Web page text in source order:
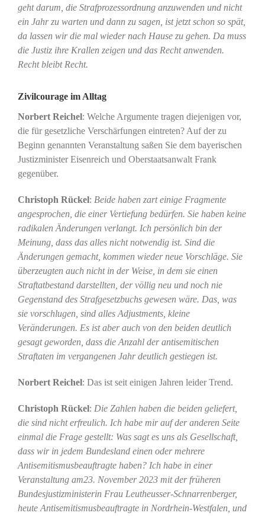
geht darum, die Strafprozessordnung anzuwenden und nicht
ein Jahr zu warten und dann zu sagen, ist jetzt schon so spät,
da lassen wir die mal wieder nach Hause zu gehen. Da muss
die Justiz ihre Krallen zeigen und das Recht anwenden.
Recht bleibt Recht.
Zivilcourage im Alltag
Norbert Reichel: Welche Argumente tragen diejenigen vor,
die für gesetzliche Verschärfungen eintreten? Auf der zu
Beginn genannten Veranstaltung saßen Sie dem bayerischen
Justizminister Eisenreich und Oberstaatsanwalt Frank
gegenüber.
Christoph Rückel: Beide haben zart einige Fragmente
angesprochen, die einer Vertiefung bedürfen. Sie haben keine
radikalen Änderungen verlangt. Ich persönlich bin der
Meinung, dass das alles nicht notwendig ist. Sind die
Änderungen gemacht, kommen wieder neue Vorschläge. Sie
überzeugten auch nicht in der Weise, in dem sie einen
Straftatbestand darstellten, der völlig neu und noch nie
Gegenstand des Strafgesetzbuchs gewesen wäre. Das, was
sie vorschlugen, sind alles Adjustments, kleine
Veränderungen. Es ist aber auch von den beiden deutlich
gesagt geworden, dass die Anzahl der antisemitischen
Straftaten im vergangenen Jahr deutlich gestiegen ist.
Norbert Reichel: Das ist seit einigen Jahren leider Trend.
Christoph Rückel: Die Zahlen haben die beiden geliefert,
die sind nicht erfreulich. Ich habe mir auf der anderen Seite
einmal die Frage gestellt: Was sagt es uns als Gesellschaft,
dass wir in jedem Bundesland einen oder mehrere
Antisemitismusbeauftragte haben? Ich habe in einer
Veranstaltung am23. November 2023 mit der früheren
Bundesjustizministerin Frau Leutheusser-Schnarrenberger,
heute Antisemitismusbeauftragte in Nordrhein-Westfalen, und